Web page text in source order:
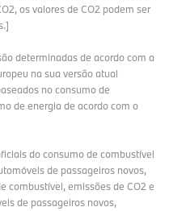
os valores de CO2 podem ser
determinadas de acordo com a
na sua versão atual
no consumo de
de energia de acordo com o
do consumo de combustível
de passageiros novos,
combustível, emissões de CO2 e
de passageiros novos,